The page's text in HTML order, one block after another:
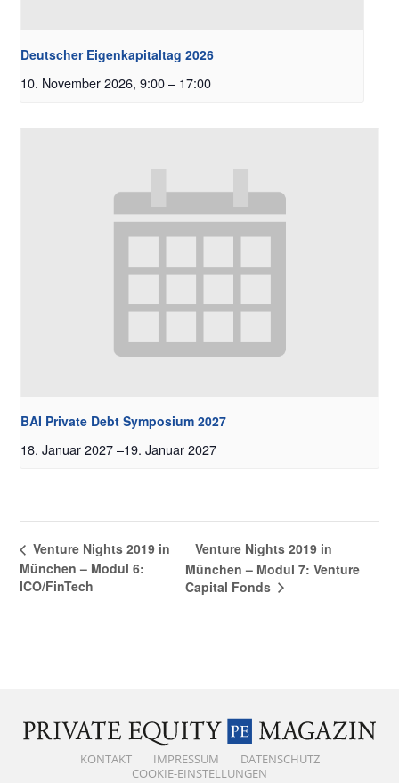
Deutscher Eigenkapitaltag 2026
10. November 2026, 9:00 – 17:00
BAI Private Debt Symposium 2027
18. Januar 2027 –19. Januar 2027
Venture Nights 2019 in
München – Modul 6:
ICO/FinTech
Venture Nights 2019 in
München – Modul 7: Venture
Capital Fonds
KONTAKT IMPRESSUM
DATENSCHUTZ
COOKIE-EINSTELLUNGEN